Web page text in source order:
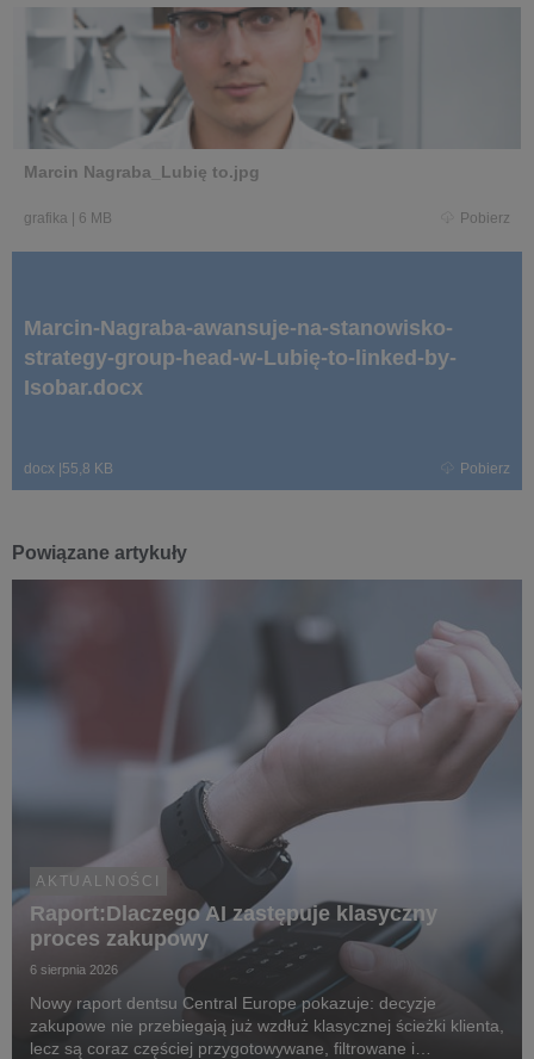
Marcin Nagraba_Lubię to.jpg
grafika 6 MB Pobierz
Marcin-Nagraba-awansuje-na-stanowisko-
strategy-group-head-w-Lubię-to-linked-by-
Isobar.docx
docx 55,8 KB Pobierz
Powiązane artykuły
AKTUALNOŚCI
Raport:Dlaczego AI zastępuje klasyczny
proces zakupowy
6 sierpnia 2026
Nowy raport dentsu Central Europe pokazuje: decyzje
zakupowe nie przebiegają już wzdłuż klasycznej ścieżki klienta,
lecz są coraz częściej przygotowywane, filtrowane i